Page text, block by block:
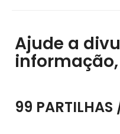
Ajude a
99 PARTILHAS